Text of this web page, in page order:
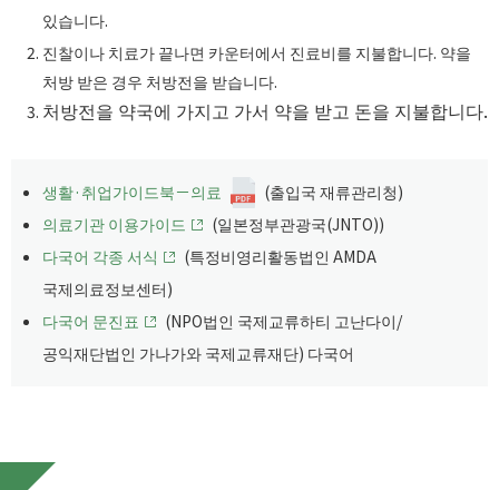
있습니다.
진찰이나 치료가 끝나면 카운터에서 진료비를 지불합니다. 약을
처방 받은 경우 처방전을 받습니다.
처방전을 약국에 가지고 가서 약을 받고 돈을 지불합니다.
생활·취업가이드북－의료
(출입국 재류관리청)
의료기관 이용가이드
(일본정부관광국(JNTO))
다국어 각종 서식
(특정비영리활동법인 AMDA
국제의료정보센터)
다국어 문진표
(NPO법인 국제교류하티 고난다이/
공익재단법인 가나가와 국제교류재단) 다국어